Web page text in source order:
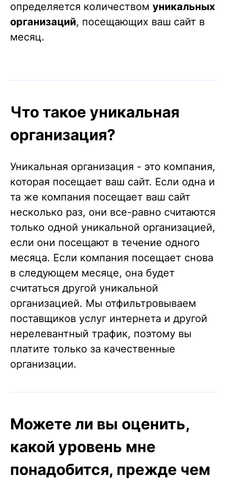
определяется количеством уникальных
организаций, посещающих ваш сайт в
месяц.
Что такое уникальная
организация?
Уникальная организация - это компания,
которая посещает ваш сайт. Если одна и
та же компания посещает ваш сайт
несколько раз, они все-равно считаются
только одной уникальной организацией,
если они посещают в течение одного
месяца. Если компания посещает снова
в следующем месяце, она будет
считаться другой уникальной
организацией. Мы отфильтровываем
поставщиков услуг интернета и другой
нерелевантный трафик, поэтому вы
платите только за качественные
организации.
Можете ли вы оценить,
какой уровень мне
понадобится, прежде чем